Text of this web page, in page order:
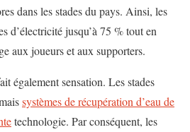
dans les stades du pays. Ainsi, les
d’électricité jusqu’à 75 % tout en
aux joueurs et aux supporters.
également sensation. Les stades
systèmes de récupération d’eau de
technologie. Par conséquent, les